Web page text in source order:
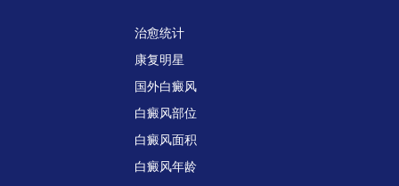
治愈统计
康复明星
国外白癜风
白癜风部位
白癜风面积
白癜风年龄